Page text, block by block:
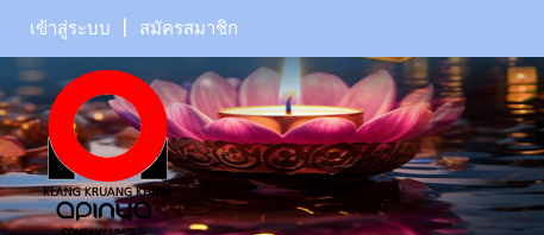
เข้าสู่ระบบ สมัครสมาชิก